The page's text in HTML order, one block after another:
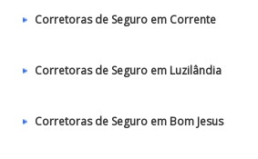
Corretoras de Seguro em Corrente
Corretoras de Seguro em Luzilândia
Corretoras de Seguro em Bom Jesus